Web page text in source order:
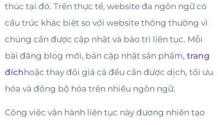
thúc tại đó. Trên thực tế, website đa ngôn ngữ có
cấu trúc khác biệt so với website thông thường vì
chúng cần được cập nhật và bảo trì liên tục. Mỗi
bài đăng blog mới, bản cập nhật sản phẩm, trang
đích hoặc thay đổi giá cả đều cần được dịch, tối ưu
hóa và đồng bộ hóa trên nhiều ngôn ngữ.
Công việc vận hành liên tục này đương nhiên tạo